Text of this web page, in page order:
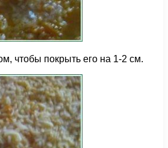
чтобы покрыть его на 1-2 см.